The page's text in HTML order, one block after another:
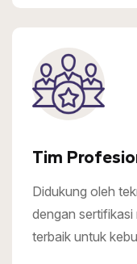
Tim
Didukung oleh
dengan sertifikasi
terbaik untuk